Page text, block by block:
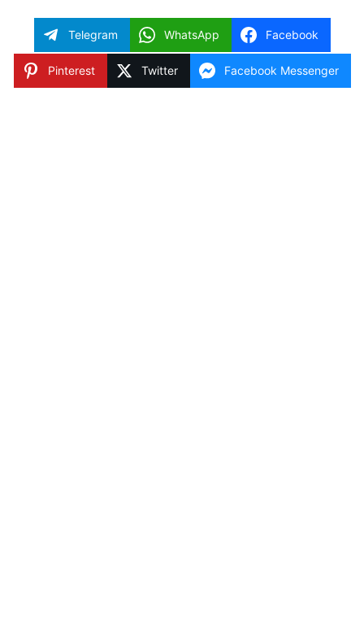
Telegram WhatsApp Facebook
Pinterest Twitter Facebook Messenger